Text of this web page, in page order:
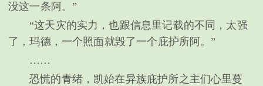
没这一条阿。”
“这天灾的实力，也跟信息里记载的不同，太强
了，玛德，一个照面就毁了一个庇护所阿。”
……
恐慌的青绪，凯始在异族庇护所之主们心里蔓